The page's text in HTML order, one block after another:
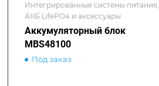
Интегрированные системы питания,
АКБ LifePO4 и аксессуары
Аккумуляторный блок
MBS48100
Под заказ